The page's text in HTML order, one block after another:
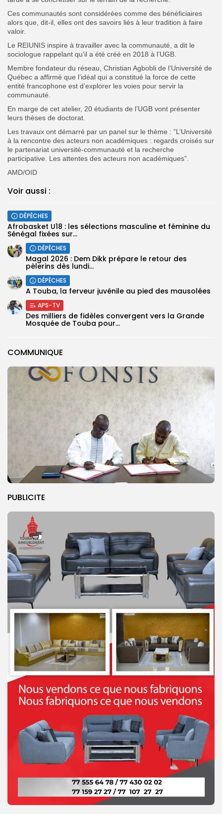
COMMUNIQUE
PUBLICITE
Ces communautés sont considérées comme des bénéficiaires
alors que, dit-il, elles ont des savoirs liés à leur tradition à faire
valoir.
Le REIUNIS inspire à travailler avec la communauté, a dit le
sociologue rappelant qu’il a été créé en 2018 à l’UGB.
Membre fondateur du réseau, Christian Agbobli de l’Université de
Québec a affirmé que l’idéal qui a constitué la force de cette
entité francophone est d’explorer les voies pour servir la
communauté.
En marge de cet atelier, 20 étudiants de l’UGB vont présenter
leurs thèses de doctorat.
Les travaux ont démarré par un panel sur le thème : ”L’Université
à la rencontre des acteurs non académiques : regards croisés sur
le partenariat université-communauté et la recherche
participative. Les attentes des acteurs non académiques”.
AMD/OID
Voir aussi :
DÉPÊCHES
‎Afrobasket U18 : les sélections masculine et féminine du
Sénégal fixées sur...
DÉPÊCHES
Magal 2026 : Dem Dikk prépare le retour des
pèlerins dès lundi...
DÉPÊCHES
A Touba, la ferveur juvénile au pied des mausolées
APS-TV
Des milliers de fidèles convergent vers la Grande
Mosquée de Touba pour...